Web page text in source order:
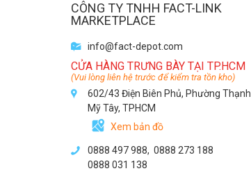
CÔNG TY TNHH FACT-LINK
MARKETPLACE
info@fact-depot.com
CỬA HÀNG TRƯNG BÀY TẠI TP.HCM
(Vui lòng liên hệ trước để kiểm tra tồn kho)
602/43 Điện Biên Phủ, Phường Thạnh
Mỹ Tây, TPHCM
Xem bản đồ
0888 497 988, 0888 273 188
0888 031 138